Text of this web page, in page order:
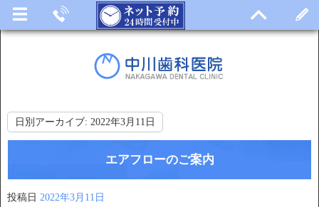
日別アーカイブ: 2022年3月11日
エアフローのご案内
投稿日 2022年3月11日